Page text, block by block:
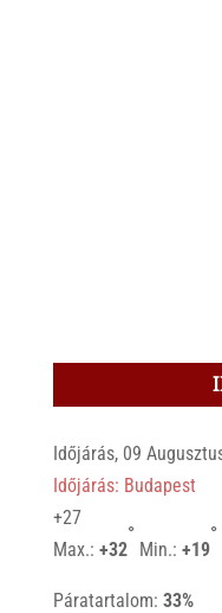
Időjárás, 09
Időjárás: Budapest
+27
Max.: +32
°
Min.: +19
°
Páratartalom: 33%